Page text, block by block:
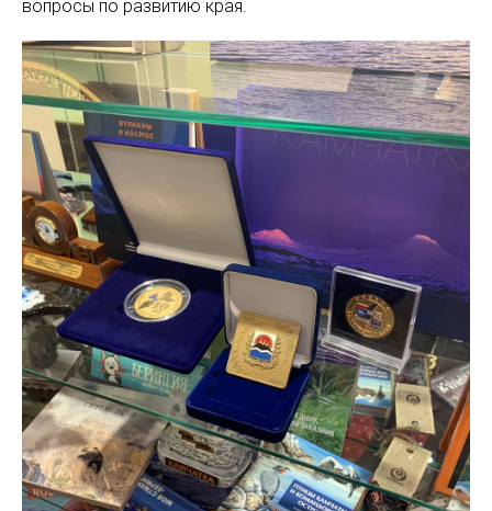
вопросы по развитию края.